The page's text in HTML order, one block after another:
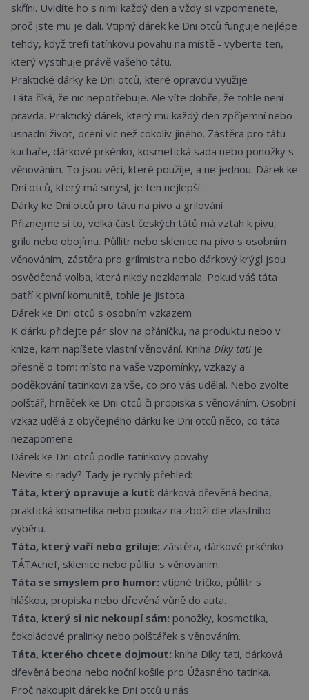
skříni. Uvidíte ho s nimi každý den a vždy si vzpomenete,
proč jste mu je dali. Vtipný dárek ke Dni otců funguje nejlépe
tehdy, když trefí tatínkovu povahu na místě - vyberte ten,
který vystihuje právě vašeho tátu.
Praktické dárky ke Dni otců, které opravdu využije
Táta říká, že nic nepotřebuje. Ale víte dobře, že tohle není
pravda. Praktický dárek, který mu každý den zpříjemní nebo
usnadní život, ocení víc než cokoliv jiného. Zástěra pro tátu-
kuchaře, dárkové prkénko, kosmetická sada nebo ponožky s
věnováním. To jsou věci, které použije, a ne jednou. Dárek ke
Dni otců, který má smysl, je ten nejlepší.
Dárky ke Dni otců pro tátu na pivo a grilování
Přiznejme si to, velká část českých tátů má vztah k pivu,
grilu nebo obojímu. Půllitr nebo sklenice na pivo s osobním
věnováním, zástěra pro grilmistra nebo dárkový krýgl jsou
osvědčená volba, která nikdy nezklamala. Pokud váš táta
patří k pivní komunitě, tohle je jistota.
Dárek ke Dni otců s osobním vzkazem
K dárku přidejte pár slov na přáníčku, na produktu nebo v
knize, kam napíšete vlastní věnování. Kniha Díky tati je
přesně o tom: místo na vaše vzpomínky, vzkazy a
poděkování tatínkovi za vše, co pro vás udělal. Nebo zvolte
polštář, hrněček ke Dni otců či propiska s věnováním. Osobní
vzkaz udělá z obyčejného dárku ke Dni otců něco, co táta
nezapomene.
Dárek ke Dni otců podle tatínkovy povahy
Nevíte si rady? Tady je rychlý přehled:
Táta, který opravuje a kutí: dárková dřevěná bedna,
praktická kosmetika nebo poukaz na zboží dle vlastního
výběru.
Táta, který vaří nebo griluje: zástěra, dárkové prkénko
TÁTAchef, sklenice nebo půllitr s věnováním.
Táta se smyslem pro humor: vtipné tričko, půllitr s
hláškou, propiska nebo dřevěná vůně do auta.
Táta, který si nic nekoupí sám: ponožky, kosmetika,
čokoládové pralinky nebo polštářek s věnováním.
Táta, kterého chcete dojmout: kniha Díky tati, dárková
dřevěná bedna nebo noční košile pro Úžasného tatínka.
Proč nakoupit dárek ke Dni otců u nás